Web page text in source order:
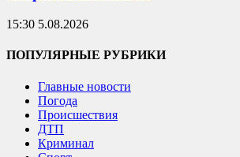
15:30 5.08.2026
ПОПУЛЯРНЫЕ РУБРИКИ
Главные новости
Погода
Происшествия
ДТП
Криминал